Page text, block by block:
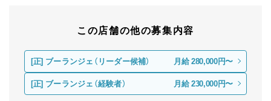
この店舗の他の募集内容
[正] ブーランジェ（リーダー候補） 月給 280,000円〜
[正] ブーランジェ（経験者） 月給 230,000円〜